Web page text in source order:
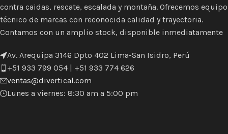
contra caidas, rescate, escalada y montaña. Ofrecemos equipo
técnico de marcas con reconocida calidad y trayectoria.
Contamos con un amplio stock, disponible inmediatamente
Av. Arequipa 3146 Dpto 402 Lima-San Isidro, Perú
+51 933 799 054 | +51 933 774 626
ventas@divertical.com
Lunes a viernes: 8:30 am a 5:00 pm